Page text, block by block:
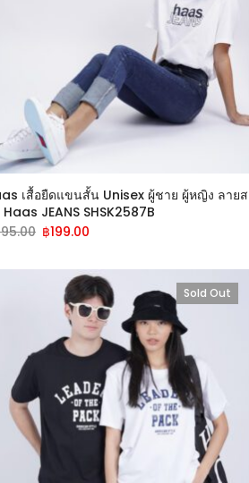
เสื้อยืดแขนสั้น Unisex ผู้ชาย ผู้หญิง ลายส
JEANS SHSK2587B
฿199.00
Sold Out